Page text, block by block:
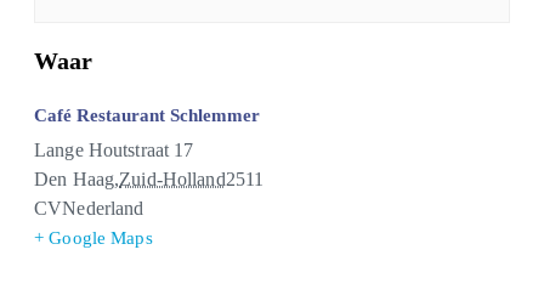
Waar
Café Restaurant Schlemmer
Lange Houtstraat 17
Den Haag,Zuid-Holland2511
CVNederland
+ Google Maps